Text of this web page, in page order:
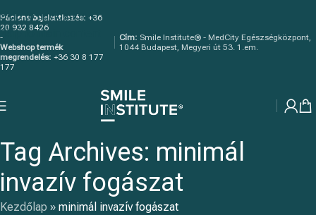
Skip to navigation
Skip to main content
Páciens bejelentkezés: +36
20 932 8426
-
Webshop termék
megrendelés: +36 30 8 177
177
Cím: Smile Institute® - MedCity Egészségközpont,
1044 Budapest, Megyeri út 53. 1.em.
Tag Archives: minimál
invazív fogászat
Kezdőlap » minimál invazív fogászat